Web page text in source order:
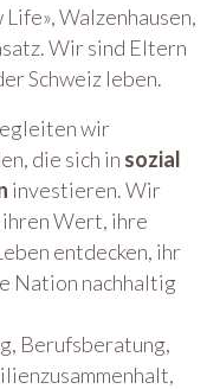
Walzenhausen,
Wir sind Eltern
Schweiz leben.
wir
die sich in sozial
investieren. Wir
Wert, ihre
entdecken, ihr
Nation nachhaltig
Berufsberatung,